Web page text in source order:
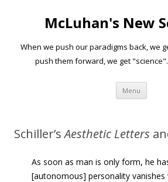
McLuhan's New
When we push our paradigms back, we
push them forward, we get "science".
Menu Skip
Schiller’sAesthetic Letters
As soon as man is only form, he
[autonomous] personality